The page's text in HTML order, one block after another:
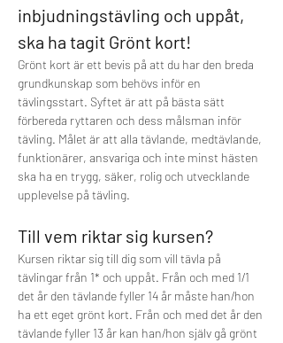
inbjudningstävling och uppåt,
ska ha tagit Grönt kort!
Grönt kort är ett bevis på att du har den breda
grundkunskap som behövs inför en
tävlingsstart. Syftet är att på bästa sätt
förbereda ryttaren och dess målsman inför
tävling. Målet är att alla tävlande, medtävlande,
funktionärer, ansvariga och inte minst hästen
ska ha en trygg, säker, rolig och utvecklande
upplevelse på tävling.
Till vem riktar sig kursen?
Kursen riktar sig till dig som vill tävla på
tävlingar från 1* och uppåt. Från och med 1/1
det år den tävlande fyller 14 år måste han/hon
ha ett eget grönt kort. Från och med det år den
tävlande fyller 13 år kan han/hon själv gå grönt